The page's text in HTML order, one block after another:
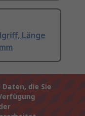
Länge
die Sie